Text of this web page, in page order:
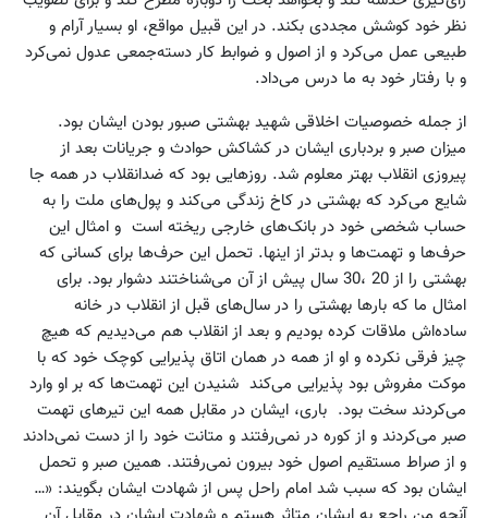
نظر خود کوشش مجددی بکند. در این قبیل مواقع، او بسیار آرام و
طبیعی عمل می‌کرد و از اصول و ضوابط کار دسته‌جمعی عدول نمی‌کرد
و با رفتار خود به ما درس می‌داد.
از جمله خصوصیات اخلاقی شهید بهشتی صبور بودن ایشان بود.
میزان صبر و بردباری ایشان در کشاکش حوادث و جریانات بعد از
پیروزی انقلاب بهتر معلوم شد. روزهایی بود که ضدانقلاب در همه جا
شایع می‌کرد که بهشتی در کاخ زندگی می‌کند و پول‌های ملت را به
حساب شخصی خود در بانک‌های خارجی ریخته است و امثال این
حرف‌ها و تهمت‌ها و بدتر از اینها. تحمل این حرف‌ها برای کسانی که
بهشتی را از 20 ،‌30 سال پیش از آن می‌شناختند دشوار بود. برای
امثال ما که بارها بهشتی را در سال‌های قبل از انقلاب در خانه
ساده‌اش ملاقات کرده بودیم و بعد از انقلاب هم می‌دیدیم که هیچ
چیز فرقی نکرده و او از همه در همان اتاق پذیرایی کوچک خود که با
موکت مفروش بود پذیرایی می‌کند شنیدن این تهمت‌ها که بر او وارد
می‌کردند سخت بود. باری،‌ ایشان در مقابل همه این تیرهای تهمت
صبر می‌کردند و از کوره در نمی‌رفتند و متانت خود را از دست نمی‌دادند
و از صراط مستقیم اصول خود بیرون نمی‌رفتند. همین صبر و تحمل
ایشان بود که سبب شد امام راحل پس از شهادت ایشان بگویند: «…